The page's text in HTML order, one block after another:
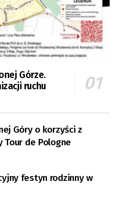
Górze.
ruchu
Góry o korzyści z
de Pologne
festyn rodzinny w